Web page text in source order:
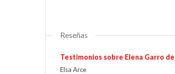
Reseñas
Testimonios sobre Elena Garro
Elsa Arce